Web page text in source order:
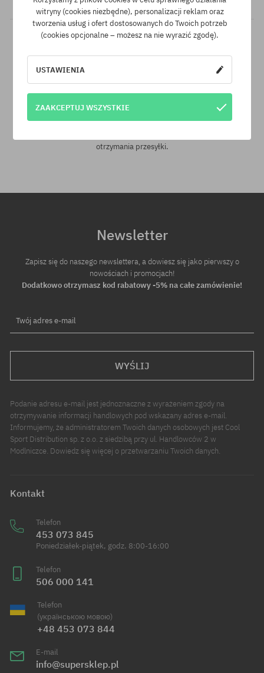
30 dni na zwrot zakupów
otrzymania przesyłki.
Newsletter
Zapisz się do naszego newslettera, a dowiesz się jako pierwszy o
nowościach i promocjach!
Dodatkowo otrzymasz kod rabatowy -5% na całe zamówienie!
Twój adres e-mail
WYŚLIJ
Podanie adresu e-mail jest jednoznaczne z wyrażeniem zgody na
otrzymywanie informacji handlowych pod wskazany adres e-mail.
Informujemy, że administratorem Twoich danych osobowych jest Cool
Sport Distribution sp. z o.o. z siedzibą przy ul. Handlowców 2 w
Modlniczce. Dowiedz się więcej o przetwarzaniu Twoich danych.
Kontakt
Telefon
453 073 845
Poniedziałek-piątek, godz. 8:00-16:00
Telefon
506 000 141
Telefon
(українською мовою)
+48 453 073 844
E-mail
info@supersklep.pl
witryny (cookies niezbędne), personalizacji reklam oraz
tworzenia usług i ofert dostosowanych do Twoich potrzeb
(cookies opcjonalne – możesz na nie wyrazić zgodę).
USTAWIENIA
ZAAKCEPTUJ WSZYSTKIE